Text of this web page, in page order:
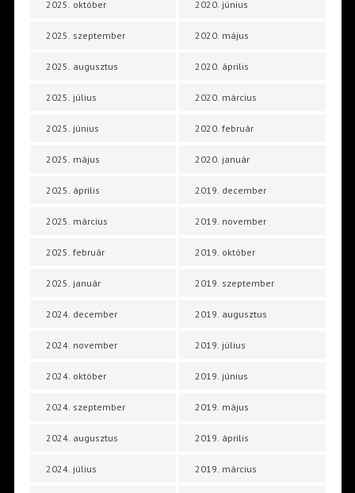
2025. október
2025. szeptember
2025. augusztus
2025. július
2025. június
2025. május
2025. április
2025. március
2025. február
2025. január
2024. december
2024. november
2024. október
2024. szeptember
2024. augusztus
2024. július
2020. június
2020. május
2020. április
2020. március
2020. február
2020. január
2019. december
2019. november
2019. október
2019. szeptember
2019. augusztus
2019. július
2019. június
2019. május
2019. április
2019. március